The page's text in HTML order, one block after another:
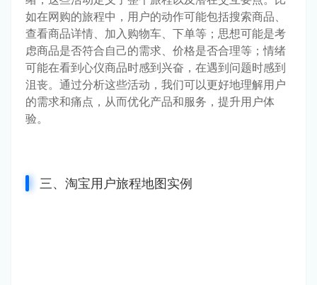
如在网购的旅程中，用户的动作可能包括搜索商品、
查看商品详情、加入购物车、下单等；思想可能是考
虑商品是否符合自己的需求、价格是否合理等；情绪
可能在看到心仪商品时感到兴奋，在遇到问题时感到
沮丧。通过分析这些活动，我们可以更好地理解用户
的需求和痛点，从而优化产品和服务，提升用户体
验。
三、淘宝用户旅程地图实例